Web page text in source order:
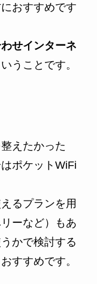
おすすめです
せインターネ
うことです。
えたかった
ポケットWiFi
るプランを用
ーなど）もあ
かで検討する
すすめです。